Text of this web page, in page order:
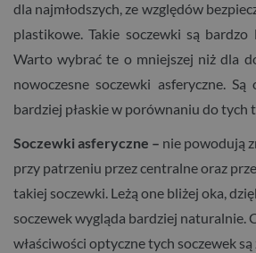
dla najmłodszych, ze względów
plastikowe. Takie soczewki są
Warto wybrać te o mniejszej niż dla
nowoczesne soczewki asferyczne. Są
bardziej płaskie w porównaniu do tych
Soczewki asferyczne – nie powodują
przy patrzeniu przez centralne oraz
takiej soczewki. Leżą one bliżej oka,
soczewek wygląda bardziej naturalnie.
właściwości optyczne tych soczewek